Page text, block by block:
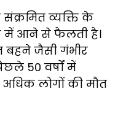
संक्रमित व्यक्ति के
में आने से फैलती है।
जैसी गंभीर
50 वर्षों में
अधिक लोगों की मौत